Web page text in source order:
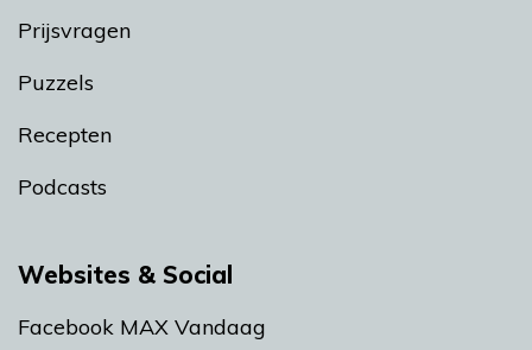
Prijsvragen
Puzzels
Recepten
Podcasts
Websites & Social
Facebook MAX Vandaag